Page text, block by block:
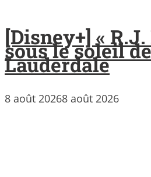
[Disney+] «
sous le soleil
Lauderdale
8 août 20268 août 2026